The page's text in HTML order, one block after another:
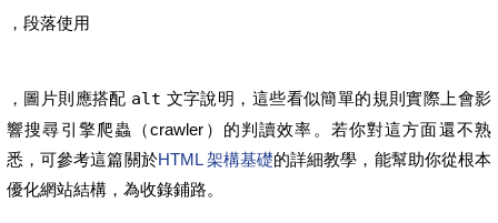
，段落使用
，圖片則應搭配 alt 文字說明，這些看似簡單的規則實際上會影
響搜尋引擎爬蟲（crawler）的判讀效率。若你對這方面還不熟
悉，可參考這篇關於HTML 架構基礎的詳細教學，能幫助你從根本
優化網站結構，為收錄鋪路。